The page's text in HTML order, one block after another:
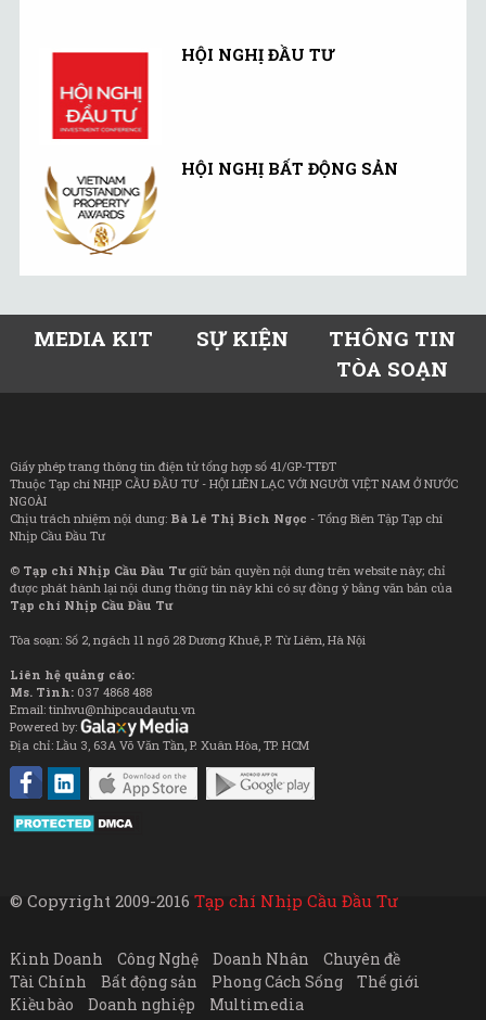
HỘI NGHỊ ĐẦU TƯ
HỘI NGHỊ BẤT ĐỘNG SẢN
MEDIA KIT SỰ KIỆN
THÔNG TIN
TÒA SOẠN
Giấy phép trang thông tin điện tử tổng hợp số 41/GP-TTĐT
Thuộc Tạp chí NHỊP CẦU ĐẦU TƯ - HỘI LIÊN LẠC VỚI NGƯỜI VIỆT NAM Ở NƯỚC
NGOÀI
Chịu trách nhiệm nội dung: Bà Lê Thị Bích Ngọc - Tổng Biên Tập Tạp chí
Nhịp Cầu Đầu Tư
© Tạp chí Nhịp Cầu Đầu Tưgiữ bản quyền nội dung trên website này; chỉ
được phát hành lại nội dung thông tin này khi có sự đồng ý bằng văn bản của
Tạp chí Nhịp Cầu Đầu Tư
Tòa soạn: Số 2, ngách 11 ngõ 28 Dương Khuê, P. Từ Liêm, Hà Nội
Liên hệ quảng cáo:
Ms. Tình: 037 4868 488
Email: tinhvu@nhipcaudautu.vn
Powered by:
Địa chỉ: Lầu 3, 63A Võ Văn Tần, P. Xuân Hòa, TP. HCM
© Copyright 2009-2016 Tạp chí Nhịp Cầu Đầu Tư
Kinh Doanh Công Nghệ Doanh Nhân
Chuyên đề
Tài Chính
Bất động sản Phong Cách Sống
Thế giới
Kiều bào
Doanh nghiệp Multimedia